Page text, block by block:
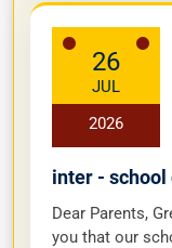
26
JUL
2026
inter -
Dear Parents,
you that our